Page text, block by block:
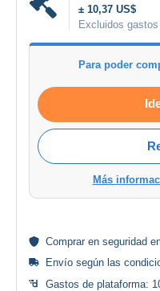
± 10,37 US$
Excluidos
Para poder
Más
Comprar en seguridad
Envío según las
Gastos de plataforma: